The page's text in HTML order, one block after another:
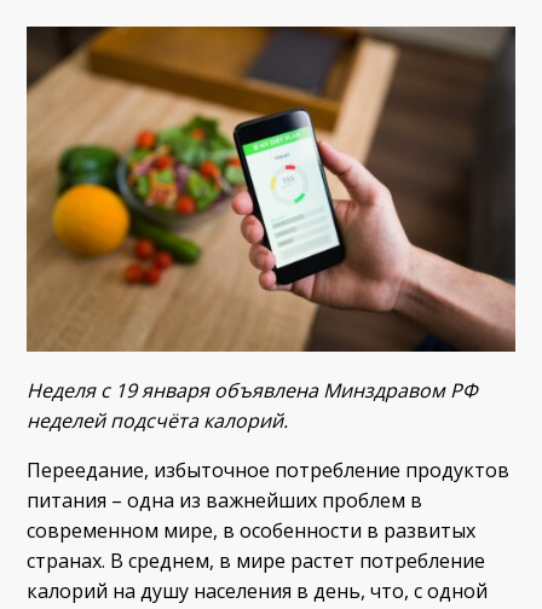
Неделя с 19 января объявлена Минздравом РФ
неделей подсчёта калорий.
Переедание, избыточное потребление продуктов
питания – одна из важнейших проблем в
современном мире, в особенности в развитых
странах. В среднем, в мире растет потребление
калорий на душу населения в день, что, с одной